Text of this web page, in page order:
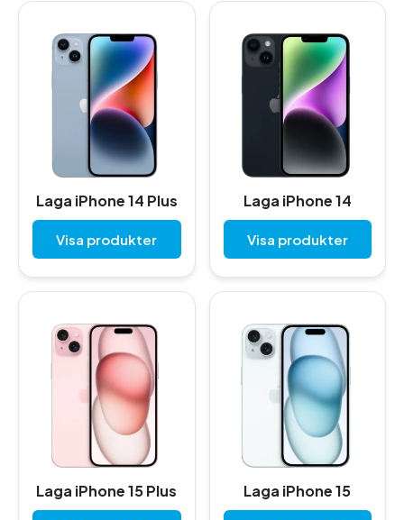
Laga iPhone 14 Plus
Visa produkter
Laga iPhone 14
Visa produkter
Laga iPhone 15 Plus Laga iPhone 15